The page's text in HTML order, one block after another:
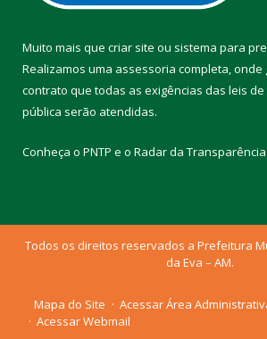
Muito mais que criar site ou sistema para
Realizamos uma assessoria completa, onde
contrato que todas as exigências das leis
pública serão atendidas.
Conheça o PNTP e o Radar da
Todos os direitos reservados a Prefeitura
da Eva – AM.
Mapa do Site
Acessar Área
Acessar Webmail